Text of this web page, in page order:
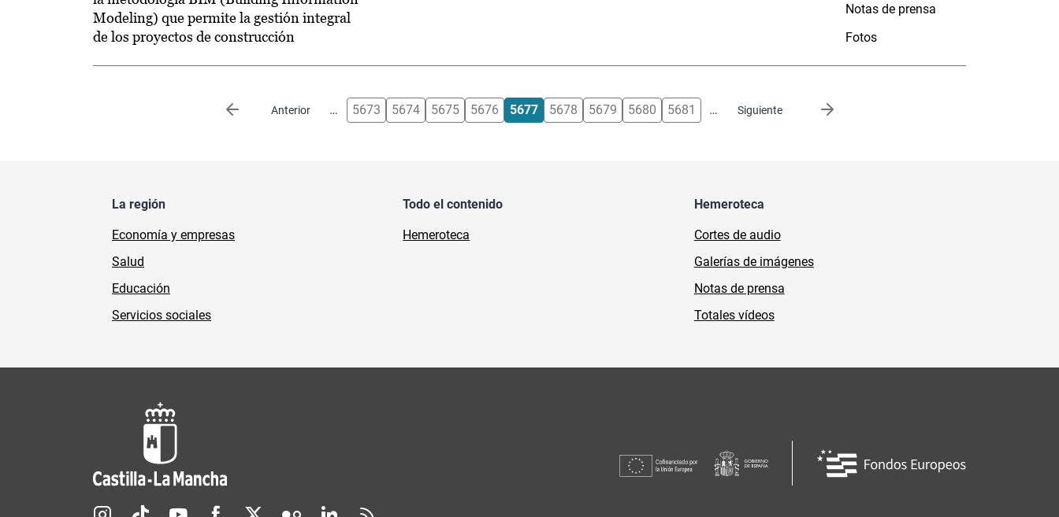
Modeling) que permite la gestión integral
de los proyectos de construcción
Notas de prensa
Fotos
Anterior
Página anterior … 5673 5674 5675 5676 5677 5678 5679 5680 5681 … Siguiente
Siguiente página
La región
Economía y empresas
Salud
Educación
Servicios sociales
Todo el contenido
Hemeroteca
Hemeroteca
Cortes de audio
Galerías de imágenes
Notas de prensa
Totales vídeos